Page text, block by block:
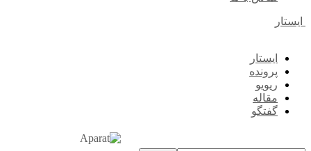
ایستار
ایستار
پرونده
ریویو
مقاله
گفتگو